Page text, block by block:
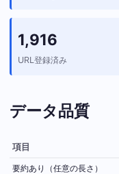
1,916
URL登録済み
データ品質
項目
要約あり（任意の長さ）